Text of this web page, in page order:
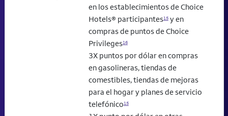
en los establecimientos de Choice
Hotels® participantes15y en
compras de puntos de Choice
Privileges16
3X puntos por dólar en compras
en gasolineras, tiendas de
comestibles, tiendas de mejoras
para el hogar y planes de servicio
telefónico15